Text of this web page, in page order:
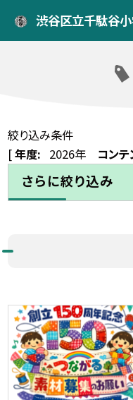
渋谷区立千駄谷
絞り込み条件
[年度: 2026年 コンテ
さらに絞り込み